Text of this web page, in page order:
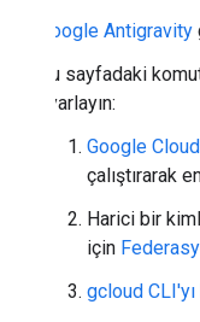
Google Antigravity
Bu sayfadaki
ayarlayın:
Google
çalıştırarak
Harici bir
için
gcloud CLI'yı